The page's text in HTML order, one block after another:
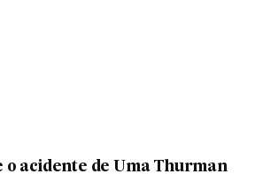
acidente de Uma Thurman